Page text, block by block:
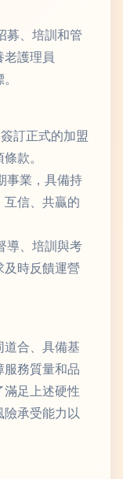
募、培訓和管
護理員
訂正式的加盟
款。
事業，具備持
信、共贏的
導、培訓與考
時反饋運營
合、具備基
務質量和品
滿足上述硬性
承受能力以